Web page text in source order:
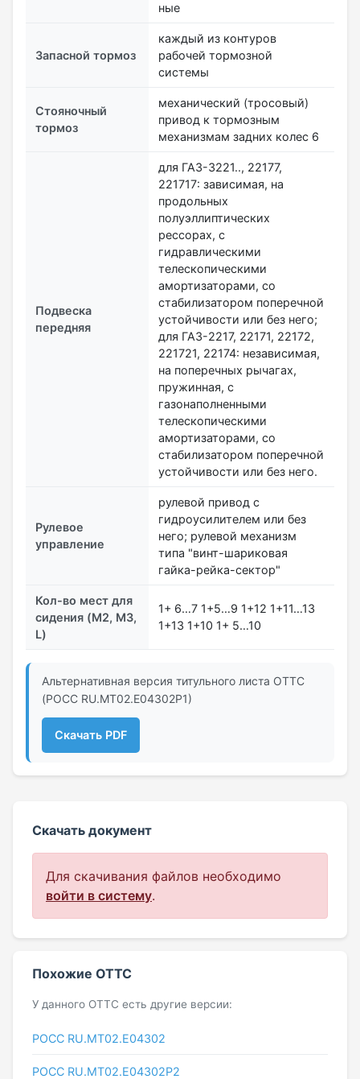
ные
Запасной тормоз
каждый из контуров
рабочей тормозной
системы
Стояночный
тормоз
механический (тросовый)
привод к тормозным
механизмам задних колес 6
Подвеска
передняя
для ГАЗ-3221.., 22177,
221717: зависимая, на
продольных
полуэллиптических
рессорах, с
гидравлическими
телескопическими
амортизаторами, со
стабилизатором поперечной
устойчивости или без него;
для ГАЗ-2217, 22171, 22172,
221721, 22174: независимая,
на поперечных рычагах,
пружинная, с
газонаполненными
телескопическими
амортизаторами, со
стабилизатором поперечной
устойчивости или без него.
Рулевое
управление
рулевой привод с
гидроусилителем или без
него; рулевой механизм
типа "винт-шариковая
гайка-рейка-сектор"
Кол-во мест для
сидения (M2, M3,
L)
1+ 6…7 1+5…9 1+12 1+11…13
1+13 1+10 1+ 5…10
Альтернативная версия титульного листа ОТТС
(РОСС RU.МТ02.E04302Р1)
Скачать PDF
Скачать документ
Для скачивания файлов необходимо
войти в систему.
Похожие ОТТС
У данного ОТТС есть другие версии:
РОСС RU.МТ02.E04302
РОСС RU.МТ02.E04302Р2